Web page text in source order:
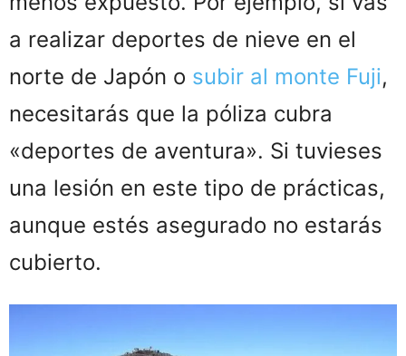
a realizar deportes de nieve en el
norte de Japón o subir al monte Fuji,
necesitarás que la póliza cubra
«deportes de aventura». Si tuvieses
una lesión en este tipo de prácticas,
aunque estés asegurado no estarás
cubierto.